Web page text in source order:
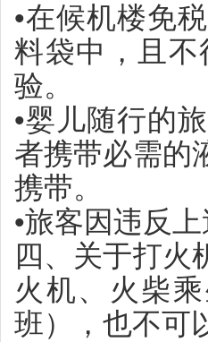
•在候机楼免
料袋中，且
验。
•婴儿随行的
者携带必需的
携带。
•旅客因违反
四、关于打火
火机、火柴
班），也不可